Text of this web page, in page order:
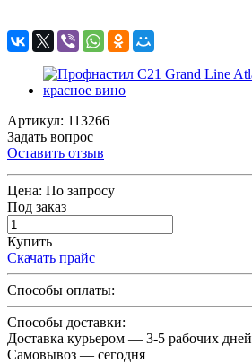
Артикул: 113266
Задать вопрос
Оставить отзыв
Цена: По запросу
Под заказ
Купить
Скачать прайс
Способы оплаты:
Способы доставки:
Доставка курьером — 3-5 рабочих дней
Самовывоз — сегодня